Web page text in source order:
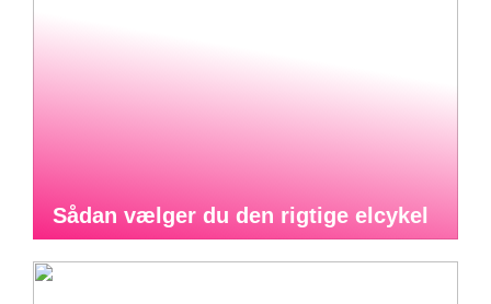
Sådan vælger du den rigtige elcykel